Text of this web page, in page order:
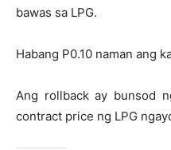
bawas sa LPG.
Habang P0.10 naman ang
Ang rollback ay bunsod
contract price ng LPG